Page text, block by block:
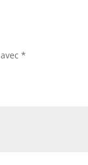
*